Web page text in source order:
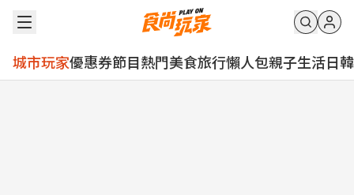
城市玩家優惠券節目熱門美食旅行懶人包親子生活日韓